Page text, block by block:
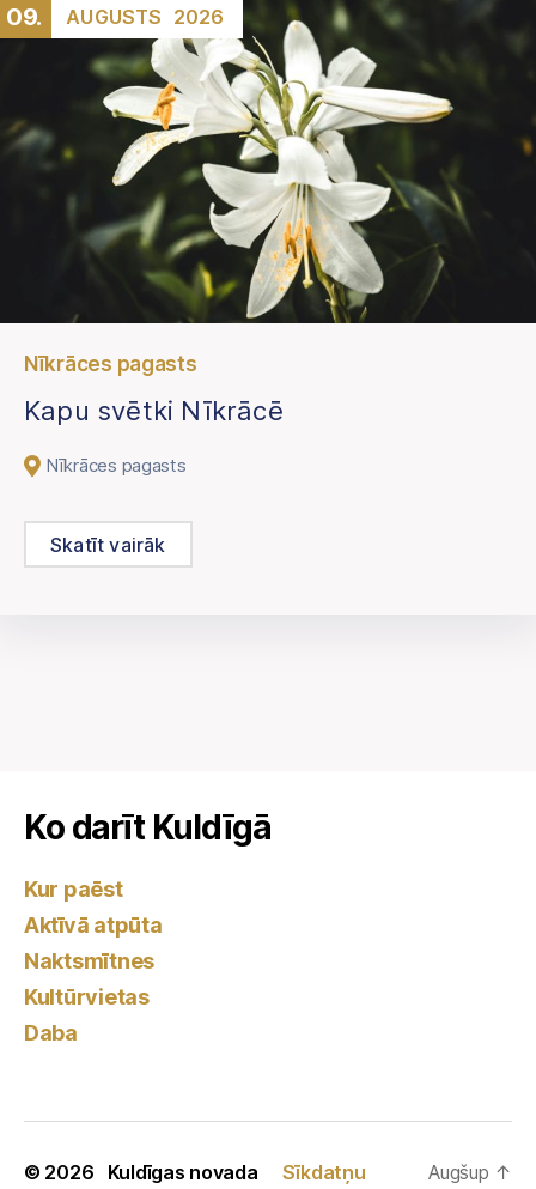
09. AUGUSTS 2026
Nīkrāces pagasts
Kapu svētki Nīkrācē
Nīkrāces pagasts
Skatīt vairāk
Ko darīt Kuldīgā
Kur paēst
Aktīvā atpūta
Naktsmītnes
Kultūrvietas
Daba
© 2026 Kuldīgas novada Sīkdatņu Augšup ↑